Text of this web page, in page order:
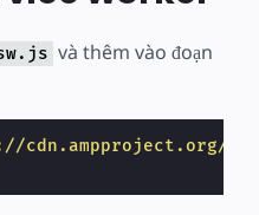
và thêm vào đoạn
cdn.ampproject.org/